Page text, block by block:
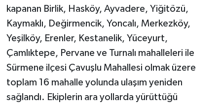
kapanan Birlik, Hasköy, Ayvadere, Yiğitözü,
Kaymaklı, Değirmencik, Yoncalı, Merkezköy,
Yeşilköy, Erenler, Kestanelik, Yüceyurt,
Çamlıktepe, Pervane ve Turnalı mahalleleri ile
Sürmene ilçesi Çavuşlu Mahallesi olmak üzere
toplam 16 mahalle yolunda ulaşım yeniden
sağlandı. Ekiplerin ara yollarda yürüttüğü